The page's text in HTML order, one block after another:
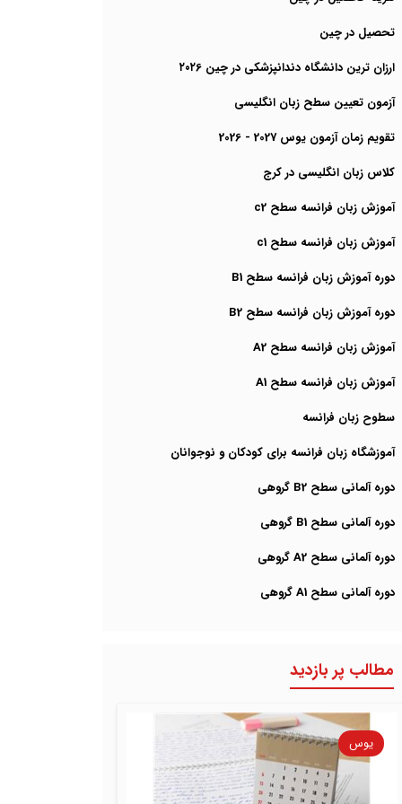
تحصیل در چین
ارزان ترین دانشگاه دندانپزشکی در چین ۲۰۲6
آزمون تعیین سطح زبان انگلیسی
تقویم زمان آزمون یوس 2027 - 2026
کلاس زبان انگلیسی در کرج
آموزش زبان فرانسه سطح c2
آموزش زبان فرانسه سطح c1
دوره آموزش زبان فرانسه سطح B1
دوره آموزش زبان فرانسه سطح B2
آموزش زبان فرانسه سطح A2
آموزش زبان فرانسه سطح A1
سطوح زبان فرانسه
آموزشگاه زبان فرانسه برای کودکان و نوجوانان
دوره آلمانی سطح B2 گروهی
دوره آلمانی سطح B1 گروهی
دوره آلمانی سطح A2 گروهی
دوره آلمانی سطح A1 گروهی
مطالب پر بازدید
یوس